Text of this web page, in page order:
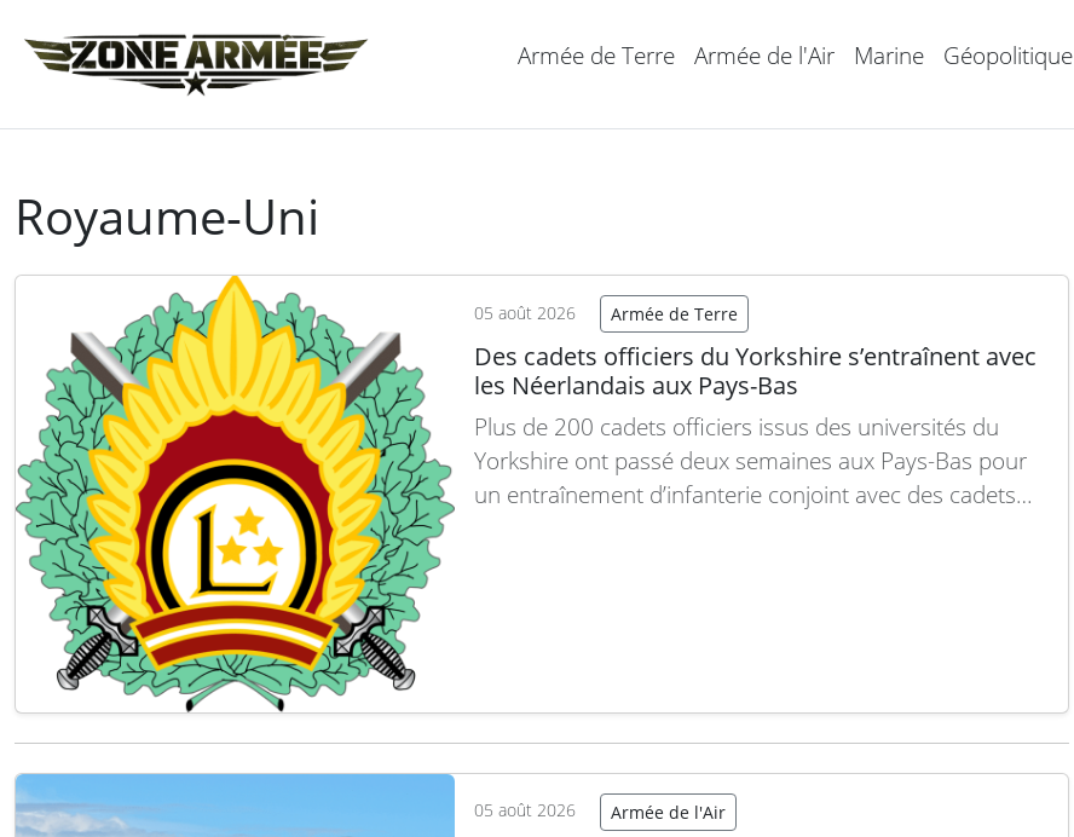
Armée de Terre Armée de l'Air Marine Géopolitique
Royaume-Uni
05 août 2026 Armée de Terre
Des cadets officiers du Yorkshire s’entraînent avec
les Néerlandais aux Pays-Bas
Plus de 200 cadets officiers issus des universités du
Yorkshire ont passé deux semaines aux Pays-Bas pour
un entraînement d’infanterie conjoint avec des cadets
05 août 2026 Armée de l'Air